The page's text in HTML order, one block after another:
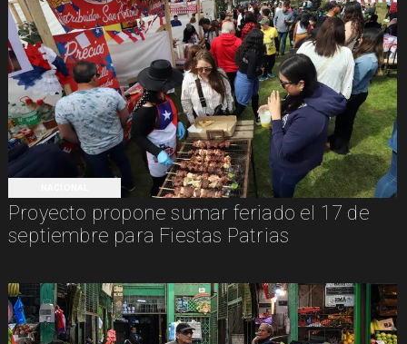
Proyecto propone sumar feriado el 17 de
septiembre para Fiestas Patrias